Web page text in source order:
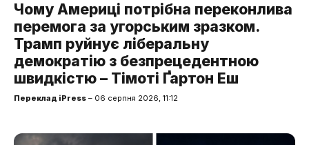
Чому Америці потрібна переконлива
перемога за угорським зразком.
Трамп руйнує ліберальну
демократію з безпрецедентною
швидкістю – Тімоті Ґартон Еш
Переклад iPress – 06 серпня 2026, 11:12